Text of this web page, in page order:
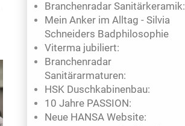
Branchenradar Sanitärkeramik:
Mein Anker im Alltag - Silvia
Schneiders Badphilosophie
Viterma jubiliert:
Branchenradar
Sanitärarmaturen:
HSK Duschkabinenbau:
10 Jahre PASSION:
Neue HANSA Website: